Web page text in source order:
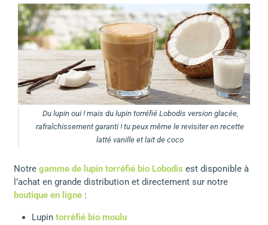
Du lupin oui ! mais du lupin torréfié Lobodis version glacée,
rafraîchissement garanti ! tu peux même le revisiter en recette
latté vanille et lait de coco
Notre gamme de lupin torréfié bio Lobodis est disponible à
l’achat en grande distribution et directement sur notre
boutique en ligne:
Lupin torréfié bio moulu